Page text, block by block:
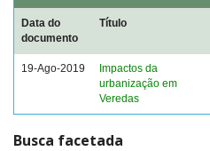
Data do
documento
Título
19-Ago-2019
Impactos da
urbanização em
Veredas
Busca facetada